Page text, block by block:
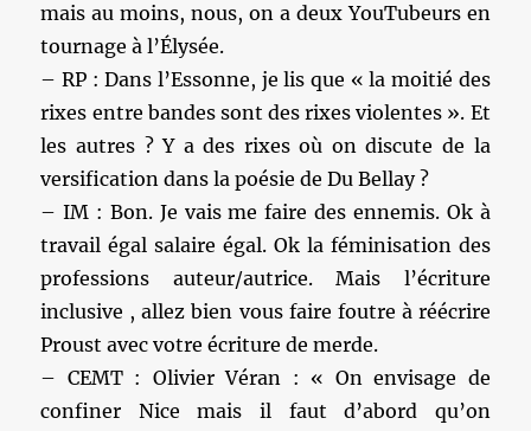
mais au moins, nous, on a deux YouTubeurs en
tournage à l’Élysée.
– RP : Dans l’Essonne, je lis que « la moitié des
rixes entre bandes sont des rixes violentes ». Et
les autres ? Y a des rixes où on discute de la
versification dans la poésie de Du Bellay ?
– IM : Bon. Je vais me faire des ennemis. Ok à
travail égal salaire égal. Ok la féminisation des
professions auteur/autrice. Mais l’écriture
inclusive , allez bien vous faire foutre à réécrire
Proust avec votre écriture de merde.
– CEMT : Olivier Véran : « On envisage de
confiner Nice mais il faut d’abord qu’on